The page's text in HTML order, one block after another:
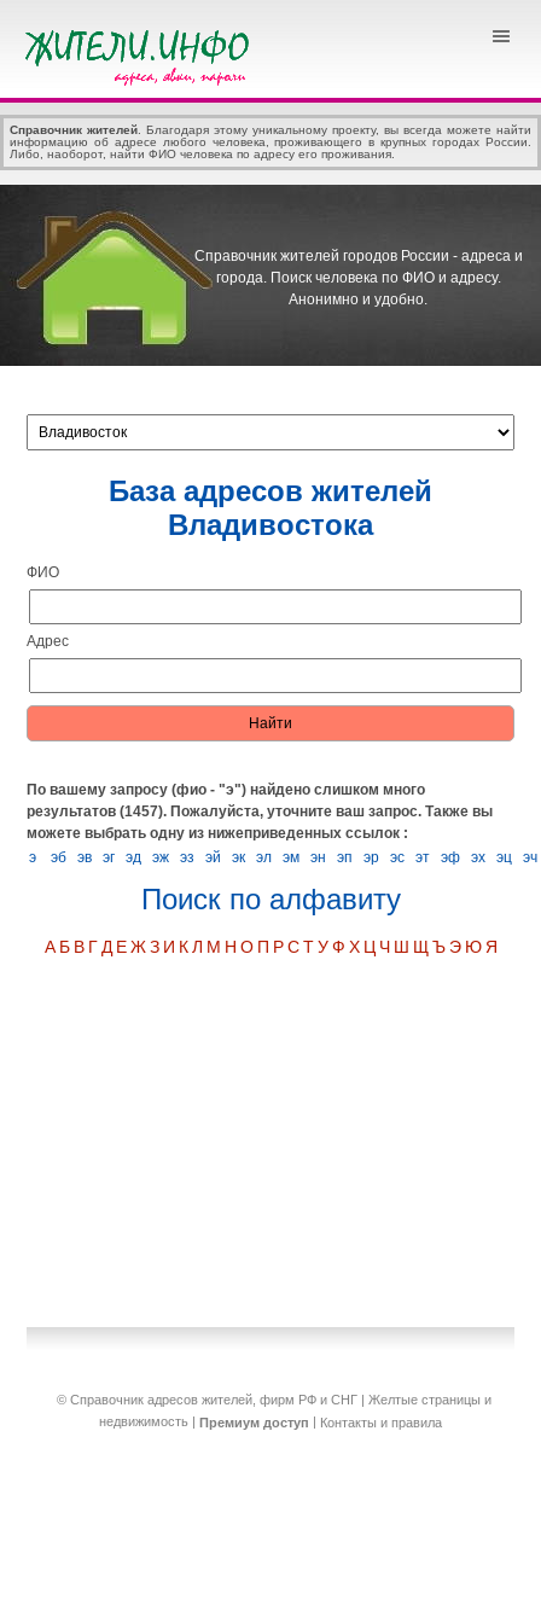
Справочник жителей . Благодаря этому уникальному проекту, вы всегда можете найти
информацию об адресе любого человека, проживающего в крупных городах России.
Либо, наоборот, найти ФИО человека по адресу его проживания.
Справочник жителей городов России - адреса и
города. Поиск человека по ФИО и адресу.
Анонимно и удобно.
База адресов жителей
Владивостока
ФИО
Адрес
По вашему запросу (фио - "э") найдено слишком много
результатов (1457). Пожалуйста, уточните ваш запрос.Также вы
можете выбрать одну из нижеприведенных ссылок :
э
эб эв эг эд эж эз эй эк эл эм эн эп эр эс эт эф эх эц эч
Поиск по алфавиту
А Б В Г Д Е Ж З И К Л М Н О П Р С Т У Ф Х Ц Ч Ш Щ Ъ Э Ю Я
© Справочник адресов жителей, фирм РФ и СНГ | Желтые страницы и
недвижимость | Премиум доступ | Контакты и правила